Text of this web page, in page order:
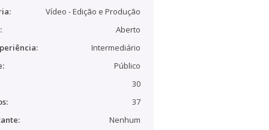
Vídeo - Edição e Produção
Aberto
Intermediário
Público
30
37
Nenhum